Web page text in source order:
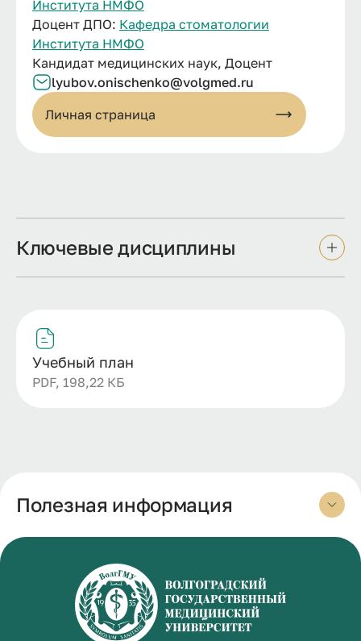
Института НМФО
Доцент ДПО: Кафедра стоматологии
Института НМФО
Кандидат медицинских наук, Доцент
lyubov.onischenko@volgmed.ru
Личная страница
Ключевые дисциплины
Учебный план
PDF, 198,22 КБ
Полезная информация